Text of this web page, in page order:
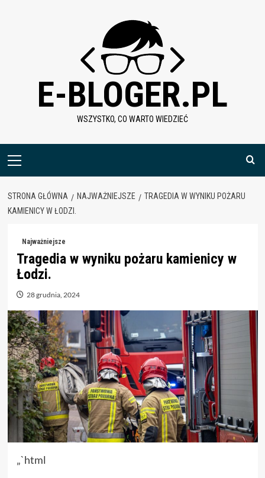
E-BLOGER.PL
WSZYSTKO, CO WARTO WIEDZIEĆ
Menu
STRONA GŁÓWNA NAJWAŻNIEJSZE
TRAGEDIA W WYNIKU POŻARU
KAMIENICY W ŁODZI.
Najważniejsze
Tragedia w wyniku pożaru kamienicy w
Łodzi.
28 grudnia, 2024
„`html